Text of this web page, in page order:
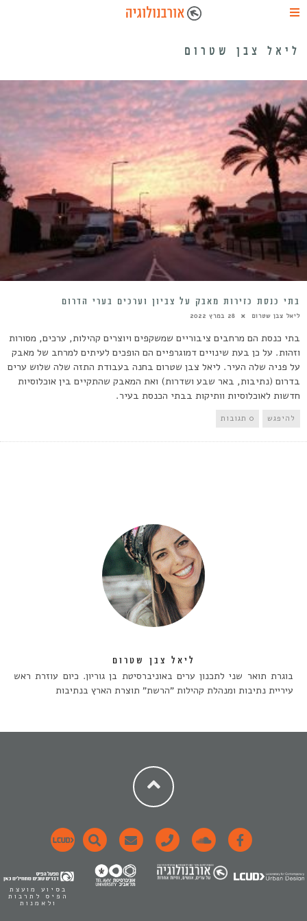
ליאל צבן שטרום
בתי כנסת כזירות מאבק על צביון וערכים בערי הדרום
ליאל צבן שטרום 28 במרץ 2022
בתי כנסת הם מרחבים ציבוריים שמשקפים ויוצרים קהילות, ערכים, מסורות
וזהות. על כן בעת שינויים דמוגרפיים הם הופכים לעיתים למרחב של מאבק
על פניה שלה העיר. ליאל צבן שטרום בחנה בעבודת התזה שלה שלוש ערים
בדרום (נתיבות, באר שבע ושדרות) ואת המאבק שהתקיים בין אוכלוסיות
חדשות לאוכלוסיות וותיקות בבתי הכנסת בעיר.
להיפגש 0 תגובות
ליאל צבן שטרום
בוגרת תואר שני לתכנון ערים באוניברסיטת בן גוריון. כיום עוזרת ראש
עיריית נתיבות ומנהלת קהילות "הרשת" תוצרת הארץ בנתיבות
בסיוע מועצת
הפיס לתרבות
ולאמנות